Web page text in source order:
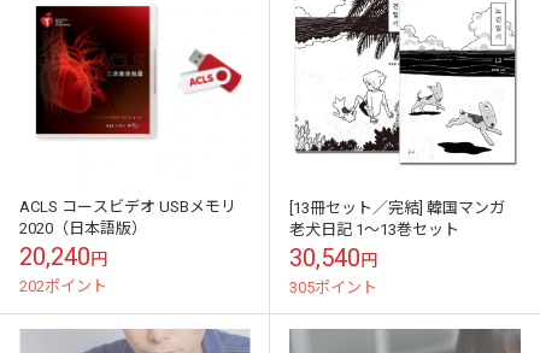
ACLS コースビデオ USBメモリ
2020（日本語版）
20,240円
202ポイント
[13冊セット／完結] 韓国マンガ
老犬日記 1～13巻セット
30,540円
305ポイント